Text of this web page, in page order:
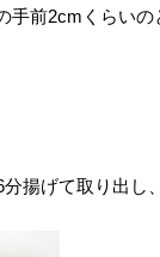
前2cmくらい
揚げて取り出し